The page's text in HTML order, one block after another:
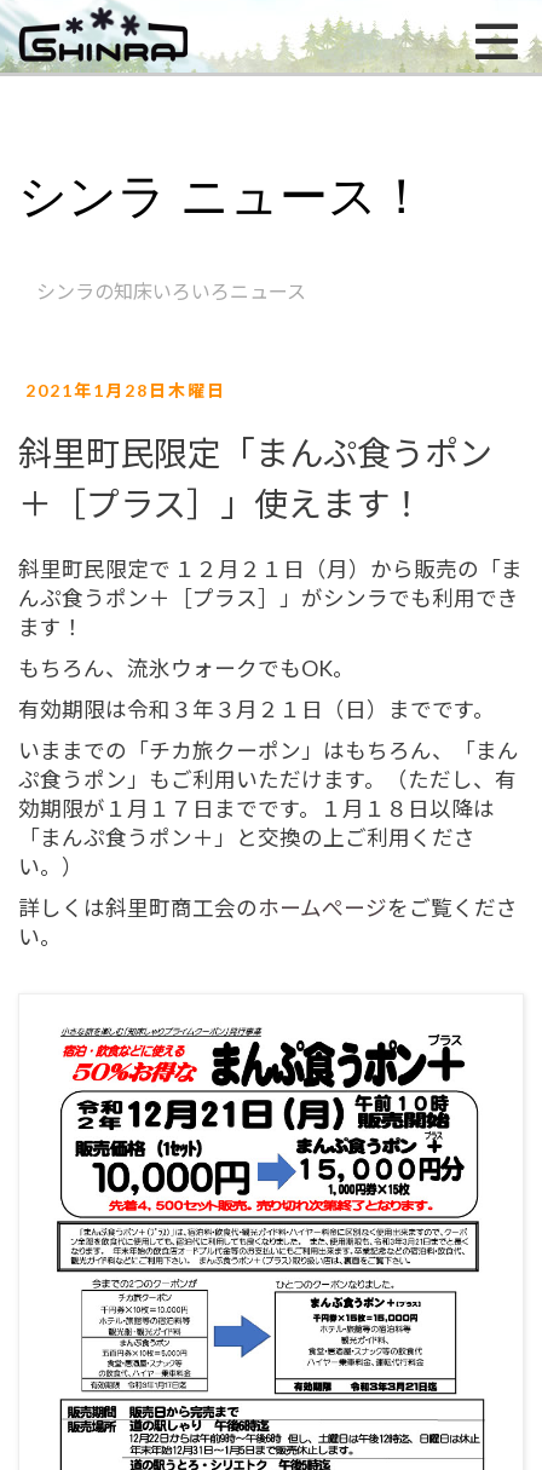
シンラ ニュース！
シンラの知床いろいろニュース
2021年1月28日木曜日
斜里町民限定「まんぷ食うポン
＋［プラス］」使えます！
斜里町民限定で １２月２１日（月）から販売の「ま
んぷ食うポン＋［プラス］」がシンラでも利用でき
ます！
もちろん、流氷ウォークでもOK。
有効期限は令和３年３月２１日（日）までです。
いままでの「チカ旅クーポン」はもちろん、「まん
ぷ食うポン」もご利用いただけます。（ただし、有
効期限が１月１７日までです。１月１８日以降は
「まんぷ食うポン＋」と交換の上ご利用くださ
い。）
詳しくは斜里町商工会のホームぺージをご覧くださ
い。